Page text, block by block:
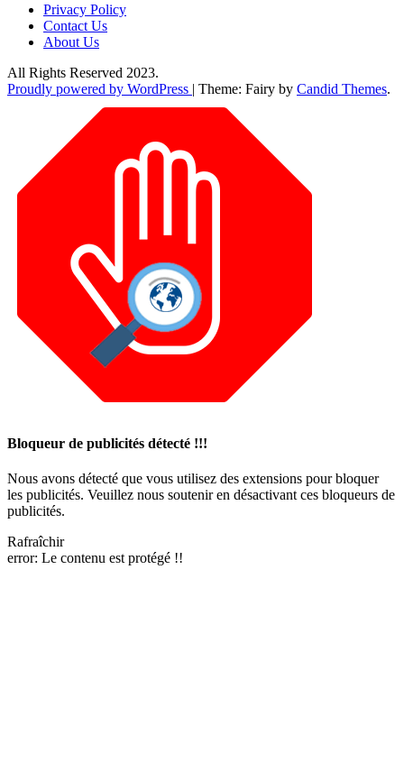
Privacy Policy
Contact Us
About Us
All Rights Reserved 2023.
Proudly powered by WordPress | Theme: Fairy by Candid Themes.
Bloqueur de publicités détecté !!!
Nous avons détecté que vous utilisez des extensions pour bloquer
les publicités. Veuillez nous soutenir en désactivant ces bloqueurs de
publicités.
Rafraîchir
error: Le contenu est protégé !!